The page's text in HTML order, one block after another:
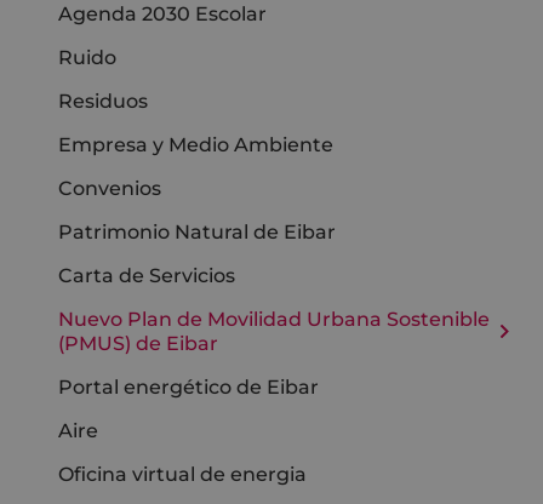
Agenda 2030 Escolar
Ruido
Residuos
Empresa y Medio Ambiente
Convenios
Patrimonio Natural de Eibar
Carta de Servicios
Nuevo Plan de Movilidad Urbana Sostenible
(PMUS) de Eibar
Portal energético de Eibar
Aire
Oficina virtual de energia